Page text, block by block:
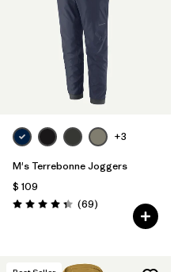
+3
M's Terrebonne Joggers
$ 109
Valoración: 4.3 / 5
(69Comentarios
)